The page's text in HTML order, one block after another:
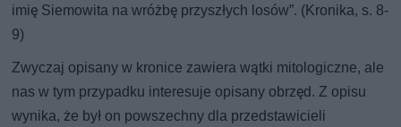
imię Siemowita na wróżbę przyszłych losów”. (Kronika, s. 8-
9)
Zwyczaj opisany w kronice zawiera wątki mitologiczne, ale
nas w tym przypadku interesuje opisany obrzęd. Z opisu
wynika, że był on powszechny dla przedstawicieli